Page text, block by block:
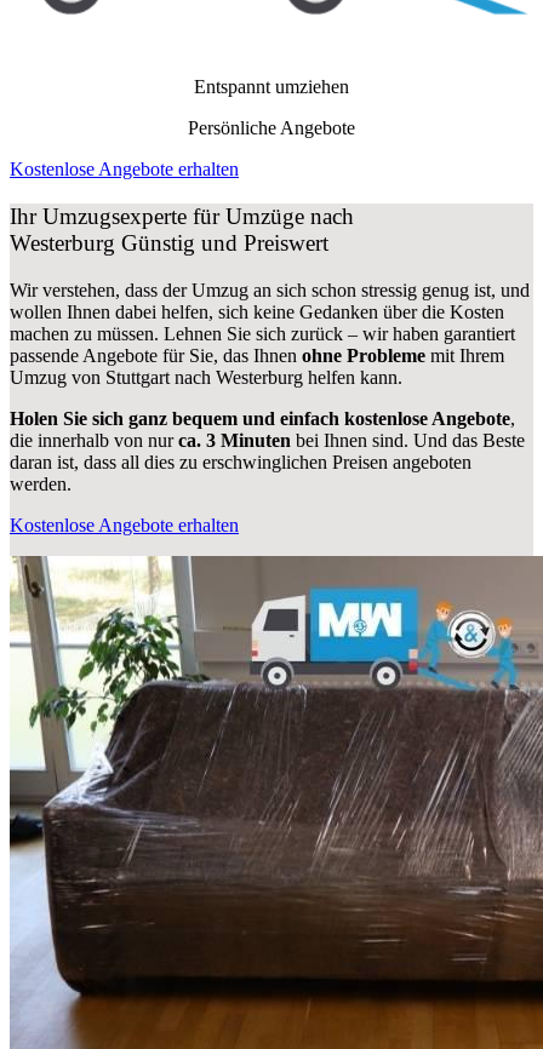
Entspannt umziehen
Persönliche Angebote
Kostenlose Angebote erhalten
Ihr Umzugsexperte für Umzüge nach
Westerburg Günstig und Preiswert
Wir verstehen, dass der Umzug an sich schon stressig genug ist, und
wollen Ihnen dabei helfen, sich keine Gedanken über die Kosten
machen zu müssen. Lehnen Sie sich zurück – wir haben garantiert
passende Angebote für Sie, das Ihnen ohne Probleme mit Ihrem
Umzug von Stuttgart nach Westerburg helfen kann.
Holen Sie sich ganz bequem und einfach kostenlose Angebote,
die innerhalb von nurca. 3 Minuten bei Ihnen sind. Und das Beste
daran ist, dass all dies zu erschwinglichen Preisen angeboten
werden.
Kostenlose Angebote erhalten